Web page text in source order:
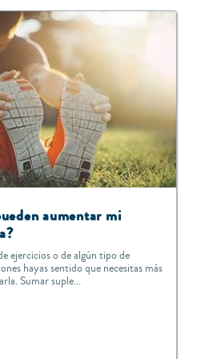
aumentar mi
ejercicios o de algún tipo de
hayas sentido que necesitas más
Sumar suple...